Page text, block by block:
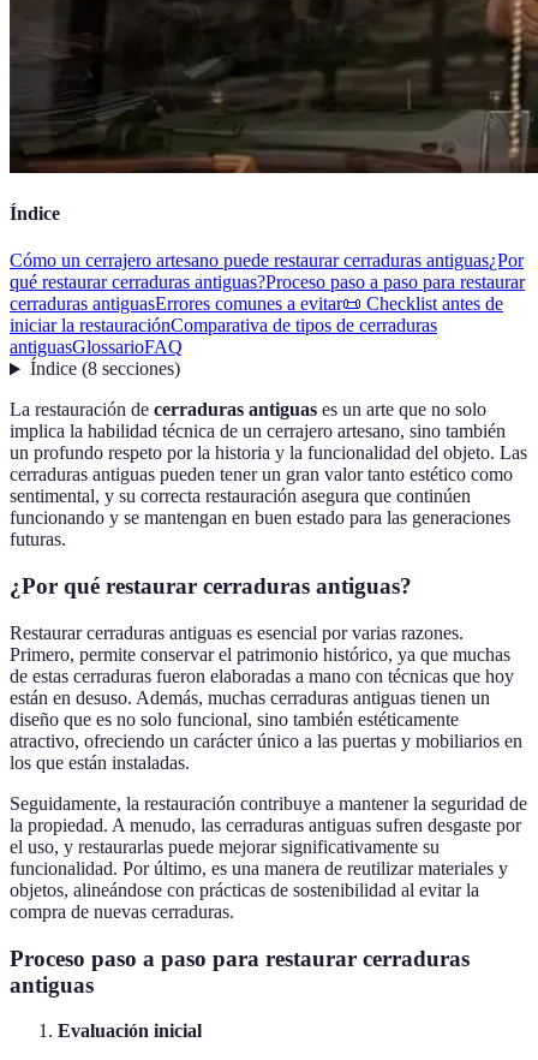
Índice
Cómo un cerrajero artesano puede restaurar cerraduras antiguas¿Por
qué restaurar cerraduras antiguas?Proceso paso a paso para restaurar
cerraduras antiguasErrores comunes a evitar📜 Checklist antes de
iniciar la restauraciónComparativa de tipos de cerraduras
antiguasGlossarioFAQ
Índice(8 secciones)
La restauración de cerraduras antiguas es un arte que no solo
implica la habilidad técnica de un cerrajero artesano, sino también
un profundo respeto por la historia y la funcionalidad del objeto. Las
cerraduras antiguas pueden tener un gran valor tanto estético como
sentimental, y su correcta restauración asegura que continúen
funcionando y se mantengan en buen estado para las generaciones
futuras.
¿Por qué restaurar cerraduras antiguas?
Restaurar cerraduras antiguas es esencial por varias razones.
Primero, permite conservar el patrimonio histórico, ya que muchas
de estas cerraduras fueron elaboradas a mano con técnicas que hoy
están en desuso. Además, muchas cerraduras antiguas tienen un
diseño que es no solo funcional, sino también estéticamente
atractivo, ofreciendo un carácter único a las puertas y mobiliarios en
los que están instaladas.
Seguidamente, la restauración contribuye a mantener la seguridad de
la propiedad. A menudo, las cerraduras antiguas sufren desgaste por
el uso, y restaurarlas puede mejorar significativamente su
funcionalidad. Por último, es una manera de reutilizar materiales y
objetos, alineándose con prácticas de sostenibilidad al evitar la
compra de nuevas cerraduras.
Proceso paso a paso para restaurar cerraduras
antiguas
Evaluación inicial